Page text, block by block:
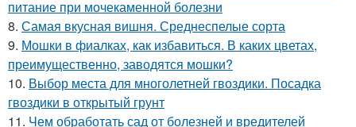
питание при мочекаменной болезни
8. Самая вкусная вишня. Среднеспелые сорта
9. Мошки в фиалках, как избавиться. В каких цветах,
преимущественно, заводятся мошки?
10. Выбор места для многолетней гвоздики. Посадка
гвоздики в открытый грунт
11. Чем обработать сад от болезней и вредителей